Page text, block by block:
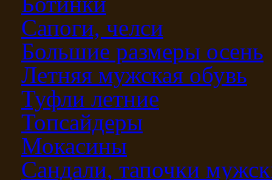
Сапоги, челси
Большие размеры осень
Летняя мужская обувь
Туфли летние
Топсайдеры
Мокасины
Сандали, тапочки